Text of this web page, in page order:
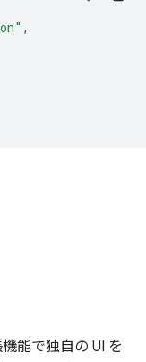
,
能で独自の UI を